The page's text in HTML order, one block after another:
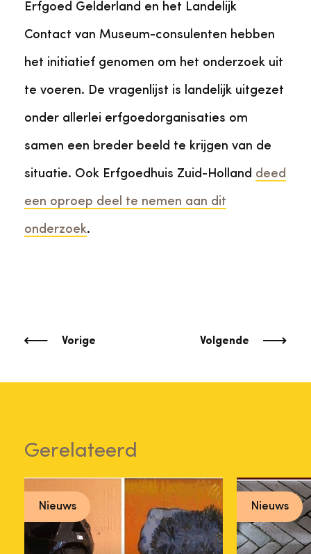
Erfgoed Gelderland en het Landelijk
Contact van Museum-consulenten hebben
het initiatief genomen om het onderzoek uit
te voeren. De vragenlijst is landelijk uitgezet
onder allerlei erfgoedorganisaties om
samen een breder beeld te krijgen van de
situatie. Ook Erfgoedhuis Zuid-Holland deed
een oproep deel te nemen aan dit
onderzoek.
Vorige Volgende
Gerelateerd
Nieuws Nieuws